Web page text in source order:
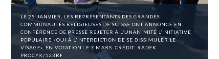
LE 25 JANVIER, LES REPRÉSENTANTS DES GRANDES
COMMUNAUTÉS RELIGIEUSES DE SUISSE ONT ANNONCÉ EN
CONFÉRENCE DE PRESSE REJETER À L’UNANIMITÉ L’INITIATIVE
POPULAIRE «OUI À L’INTERDICTION DE SE DISSIMULER LE
VISAGE», EN VOTATION LE 7 MARS. CRÉDIT: RADEK
PROCYK/123RF